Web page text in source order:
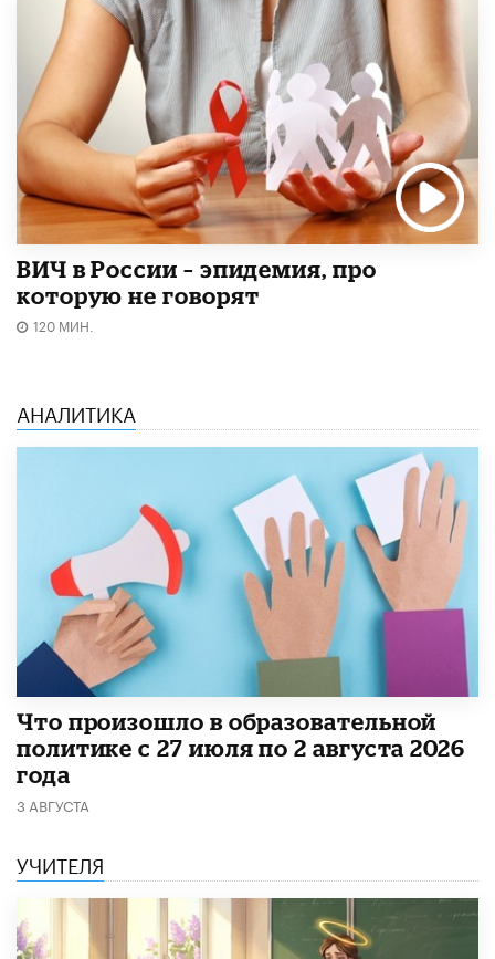
ВИЧ в России – эпидемия, про
которую не говорят
120 МИН.
АНАЛИТИКА
​Что произошло в образовательной
политике с 27 июля по 2 августа 2026
года
3 АВГУСТА
УЧИТЕЛЯ